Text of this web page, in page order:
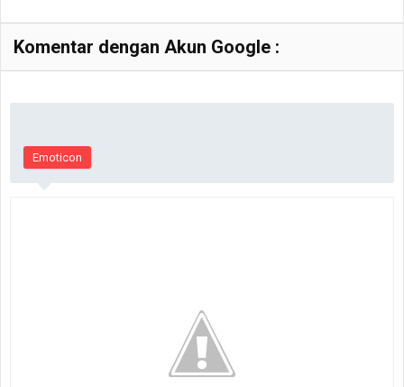
Komentar dengan Akun Google :
Emoticon